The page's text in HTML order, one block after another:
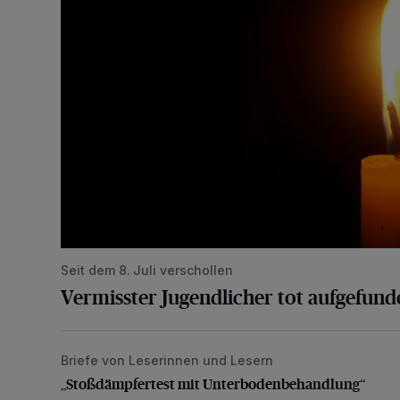
Seit dem 8. Juli verschollen
Vermisster Jugendlicher tot
„Stoßdämpfertest mit Unterbodenbehandlung“
Briefe von Leserinnen und Lesern
„Stoßdämpfertest mit Unterbodenbehandlung“